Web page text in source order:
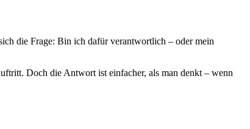
die Frage: Bin ich dafür verantwortlich – oder mein
Doch die Antwort ist einfacher, als man denkt – wenn